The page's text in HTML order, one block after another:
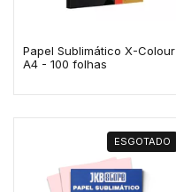
Papel Sublimático X-Colour
A4 - 100 folhas
ESGOTADO